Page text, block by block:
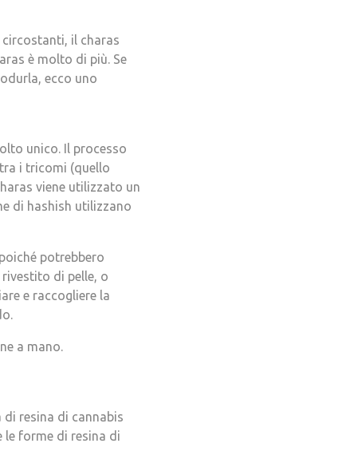
il charas
è molto di più. Se
ecco uno
unico. Il processo
i tricomi (quello
viene utilizzato un
di hashish utilizzano
potrebbero
di pelle, o
e raccogliere la
a mano.
resina di cannabis
le forme di resina di